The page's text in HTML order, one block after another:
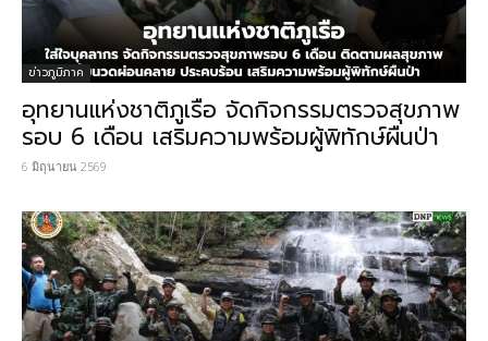
ข่าวภูมิภาค
อุทยานแห่งชาติภูเรือ จัดกิจกรรมตรวจสุขภาพ
รอบ 6 เดือน เสริมความพร้อมผู้พิทักษ์ผืนป่า
6 มิถุนายน 2569